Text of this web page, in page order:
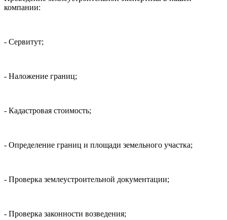
компании:
- Сервитут;
- Наложение границ;
- Кадастровая стоимость;
- Определение границ и площади земельного участка;
- Проверка землеустроительной документации;
- Проверка законности возведения;